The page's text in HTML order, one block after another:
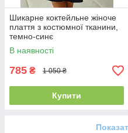
Шикарне коктейльне жіноче
плаття з костюмної тканини,
темно-синє
В наявності
785 ₴ 1 050 ₴
Купити